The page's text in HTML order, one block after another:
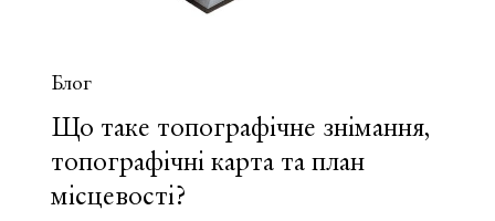
Блог
Що таке топографічне знімання,
топографічні карта та план
місцевості?